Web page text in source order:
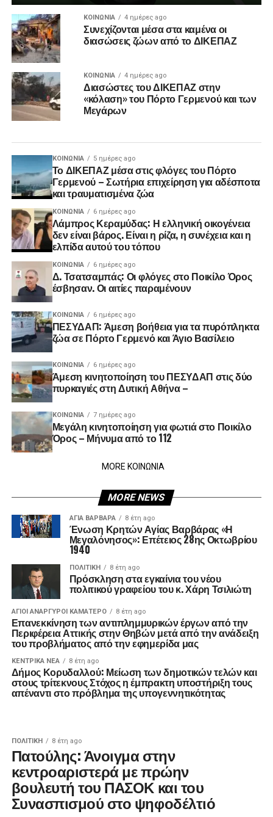
ΚΟΙΝΩΝΊΑ 4 ημέρες ago
Συνεχίζονται μέσα στα καμένα οι
διασώσεις ζώων από το ΔΙΚΕΠΑΖ
ΚΟΙΝΩΝΊΑ 4 ημέρες ago
Διασώστες του ΔΙΚΕΠΑΖ στην
«κόλαση» του Πόρτο Γερμενού και των
Μεγάρων
ΚΟΙΝΩΝΊΑ 5 ημέρες ago
Το ΔΙΚΕΠΑΖ μέσα στις φλόγες του Πόρτο
Γερμενού – Σωτήρια επιχείρηση για αδέσποτα
και τραυματισμένα ζώα
ΚΟΙΝΩΝΊΑ 6 ημέρες ago
Λάμπρος Κεραμύδας: Η ελληνική οικογένεια
δεν είναι βάρος. Είναι η ρίζα, η συνέχεια και η
ελπίδα αυτού του τόπου
ΚΟΙΝΩΝΊΑ 6 ημέρες ago
Δ. Τσατσαμπάς: Οι φλόγες στο Ποικίλο Όρος
έσβησαν. Οι αιτίες παραμένουν
ΚΟΙΝΩΝΊΑ 6 ημέρες ago
ΠΕΣΥΔΑΠ: Άμεση βοήθεια για τα πυρόπληκτα
ζώα σε Πόρτο Γερμενό και Άγιο Βασίλειο
ΚΟΙΝΩΝΊΑ 6 ημέρες ago
Άμεση κινητοποίηση του ΠΕΣΥΔΑΠ στις δύο
πυρκαγιές στη Δυτική Αθήνα –
ΚΟΙΝΩΝΊΑ 7 ημέρες ago
Μεγάλη κινητοποίηση για φωτιά στο Ποικίλο
Όρος – Μήνυμα από το 112
MORE ΚΟΙΝΩΝΙΑ
MORE NEWS
ΑΓΙΑ ΒΑΡΒΑΡΑ 8 έτη ago
Ένωση Κρητών Αγίας Βαρβάρας «Η
Μεγαλόνησος»: Επέτειος 28ης Οκτωβρίου
1940
ΠΟΛΙΤΙΚΉ 8 έτη ago
Πρόσκληση στα εγκαίνια του νέου
πολιτικού γραφείου του κ. Χάρη Τσιλιώτη
ΑΓΙΟΙ ΑΝΑΡΓΥΡΟΙ ΚΑΜΑΤΕΡΟ 8 έτη ago
Επανεκκίνηση των αντιπλημμυρικών έργων από την
Περιφέρεια Αττικής στην Θηβών μετά από την ανάδειξη
του προβλήματος από την εφημερίδα μας
ΚΕΝΤΡΙΚΑ ΝΕΑ 8 έτη ago
Δήμος Κορυδαλλού: Μείωση των δημοτικών τελών και
στους τρίτεκνους Στόχος η έμπρακτη υποστήριξη τους
απέναντι στο πρόβλημα της υπογεννητικότητας
ΠΟΛΙΤΙΚΉ 8 έτη ago
Πατούλης: Άνοιγμα στην
κεντροαριστερά με πρώην
βουλευτή του ΠΑΣΟΚ και του
Συνασπισμού στο ψηφοδέλτιό